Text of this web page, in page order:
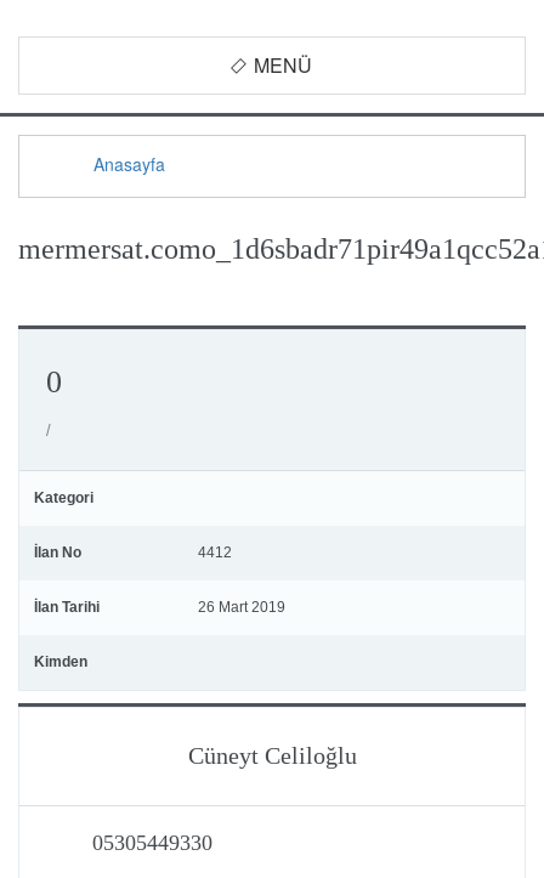
MENÜ
Anasayfa
0
/
Kategori
İlan No 4412
İlan Tarihi 26 Mart 2019
Kimden
Cüneyt Celiloğlu
05305449330